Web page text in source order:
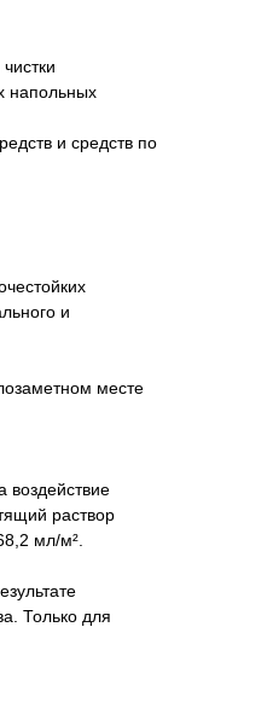
напольных
и средств по
и
месте
воздействие
раствор
мл/м².
Только для